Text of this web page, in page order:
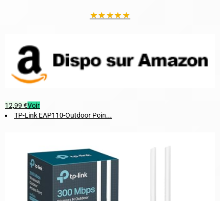
★★★★★
12,99 €Voir
TP-Link EAP110-Outdoor Poin...